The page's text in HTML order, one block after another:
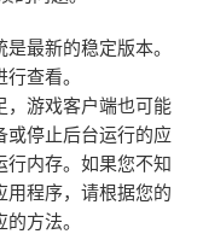
最新的稳定版本。
查看。
，游戏客户端也可能
或停止后台运行的应
行内存。如果您不知
用程序，请根据您的
方法。